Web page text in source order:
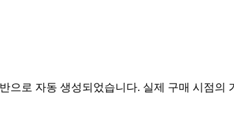
으로 자동 생성되었습니다. 실제 구매 시점의